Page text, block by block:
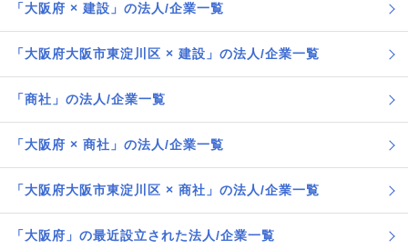
「大阪府 × 建設」の法人/企業一覧
「大阪府大阪市東淀川区 × 建設」の法人/企業一覧
「商社」の法人/企業一覧
「大阪府 × 商社」の法人/企業一覧
「大阪府大阪市東淀川区 × 商社」の法人/企業一覧
「大阪府」の最近設立された法人/企業一覧